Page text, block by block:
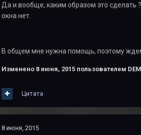
Да и вообще, каким образом это сделать
окна нет.
В общем мне нужна помощь, поэтому
Изменено 8 июня, 2015пользователем
Цитата
8 июня, 2015